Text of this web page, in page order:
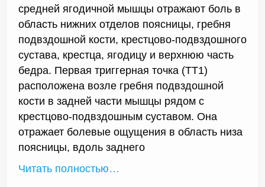
средней ягодичной мышцы отражают боль в
область нижних отделов поясницы, гребня
подвздошной кости, крестцово-подвздошного
сустава, крестца, ягодицу и верхнюю часть
бедра. Первая триггерная точка (ТТ1)
расположена возле гребня подвздошной
кости в задней части мышцы рядом с
крестцово-подвздошным суставом. Она
отражает болевые ощущения в область низа
поясницы, вдоль заднего
Читать полностью…